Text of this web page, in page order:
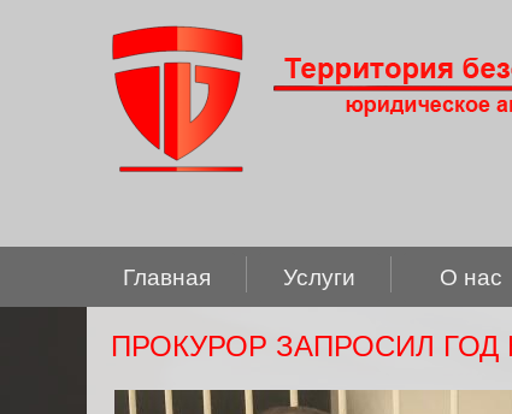
Главная Услуги О нас
ПРОКУРОР ЗАПРОСИЛ